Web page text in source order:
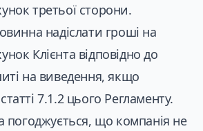
третьої сторони.
надіслати гроші на
Клієнта відповідно до
на виведення, якщо
7.1.2 цього Регламенту.
погоджується, що компанія не